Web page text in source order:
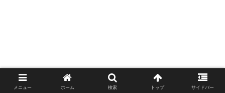
メニュー ホーム 検索 トップ サイドバー